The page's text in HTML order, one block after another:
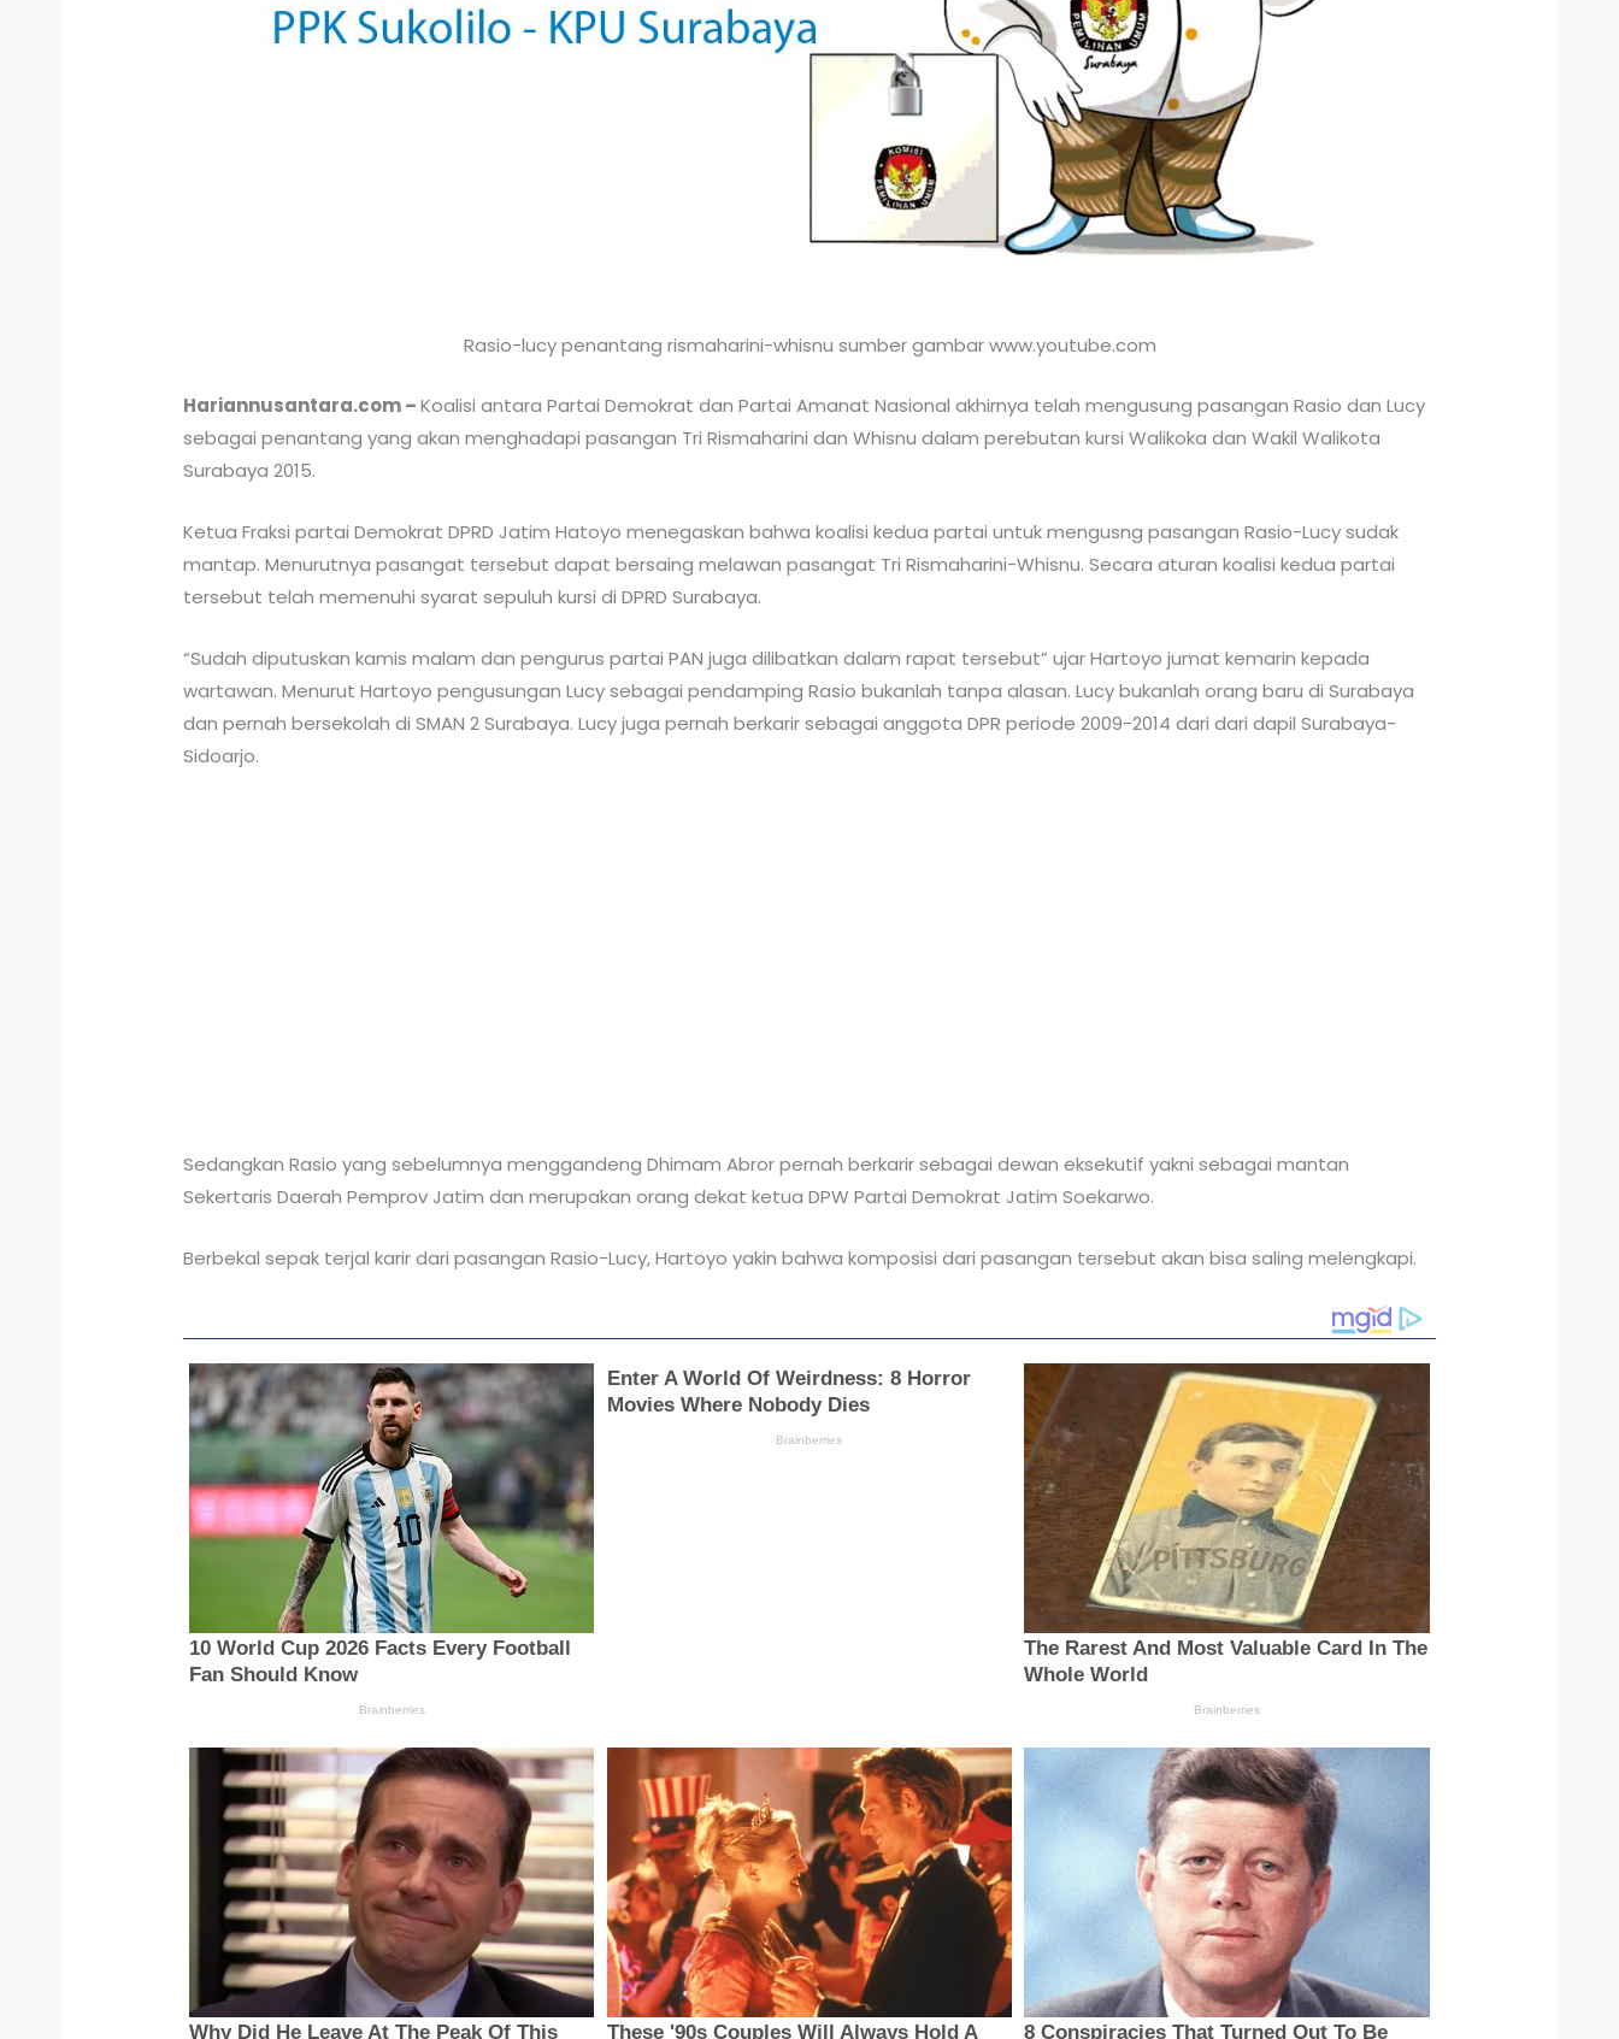
Rasio-lucy penantang rismaharini-whisnu sumber gambar www.youtube.com
Hariannusantara.com –Koalisi antara Partai Demokrat dan Partai Amanat Nasional akhirnya telah mengusung pasangan Rasio dan Lucy
sebagai penantang yang akan menghadapi pasangan Tri Rismaharini dan Whisnu dalam perebutan kursi Walikoka dan Wakil Walikota
Surabaya 2015.
Ketua Fraksi partai Demokrat DPRD Jatim Hatoyo menegaskan bahwa koalisi kedua partai untuk mengusng pasangan Rasio-Lucy sudak
mantap. Menurutnya pasangat tersebut dapat bersaing melawan pasangat Tri Rismaharini-Whisnu. Secara aturan koalisi kedua partai
tersebut telah memenuhi syarat sepuluh kursi di DPRD Surabaya.
“Sudah diputuskan kamis malam dan pengurus partai PAN juga dilibatkan dalam rapat tersebut” ujar Hartoyo jumat kemarin kepada
wartawan. Menurut Hartoyo pengusungan Lucy sebagai pendamping Rasio bukanlah tanpa alasan. Lucy bukanlah orang baru di Surabaya
dan pernah bersekolah di SMAN 2 Surabaya. Lucy juga pernah berkarir sebagai anggota DPR periode 2009-2014 dari dari dapil Surabaya-
Sidoarjo.
Sedangkan Rasio yang sebelumnya menggandeng Dhimam Abror pernah berkarir sebagai dewan eksekutif yakni sebagai mantan
Sekertaris Daerah Pemprov Jatim dan merupakan orang dekat ketua DPW Partai Demokrat Jatim Soekarwo.
Berbekal sepak terjal karir dari pasangan Rasio-Lucy, Hartoyo yakin bahwa komposisi dari pasangan tersebut akan bisa saling melengkapi.